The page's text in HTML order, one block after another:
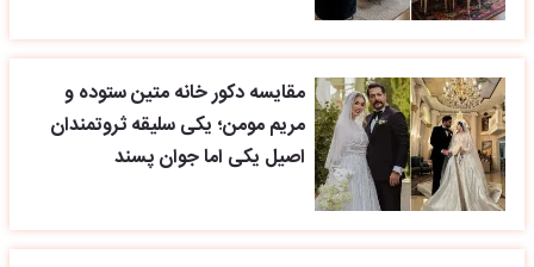
مقایسه دکور خانه متین ستوده و
مریم مومن؛ یکی سلیقه ثروتمندان
اصیل یکی اما جوان پسند